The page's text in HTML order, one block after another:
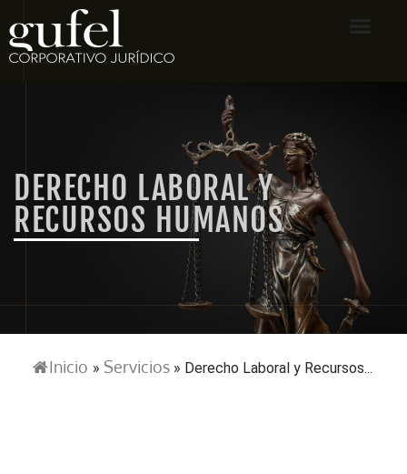
DERECHO LABORAL Y
RECURSOS HUMANOS
Inicio » Servicios » Derecho Laboral y Recursos...